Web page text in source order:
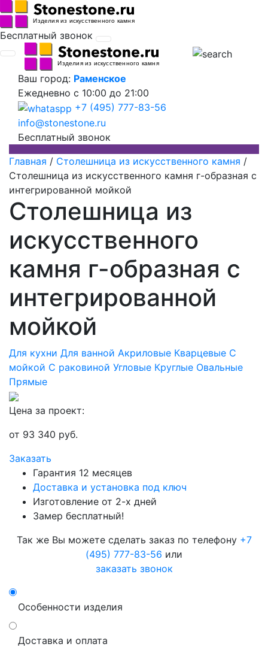
Бесплатный звонок
Ваш город: Раменское
Ежедневно с 10:00 до 21:00
+7 (495) 777-83-56
info@stonestone.ru
Бесплатный звонок
Главная / Столешница из искусственного камня /
Столешница из искусственного камня г-образная с
интегрированной мойкой
Столешница из
искусственного
камня г-образная с
интегрированной
мойкой
Для кухни Для ванной Акриловые Кварцевые С
мойкой С раковиной Угловые Круглые Овальные
Прямые
Цена за проект:
от 93 340 руб.
Заказать
Гарантия 12 месяцев
Доставка и установка под ключ
Изготовление от 2-х дней
Замер бесплатный!
Так же Вы можете сделать заказ по телефону +7
(495) 777-83-56 или
заказать звонок
Особенности изделия
Доставка и оплата